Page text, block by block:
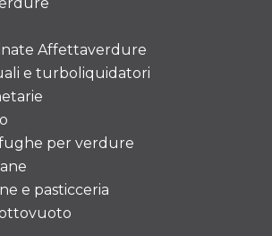
Affettaverdure
e turboliquidatori
per verdure
e pasticceria